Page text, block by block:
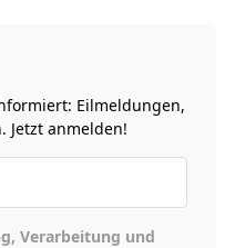
Eilmeldungen,
Jetzt anmelden!